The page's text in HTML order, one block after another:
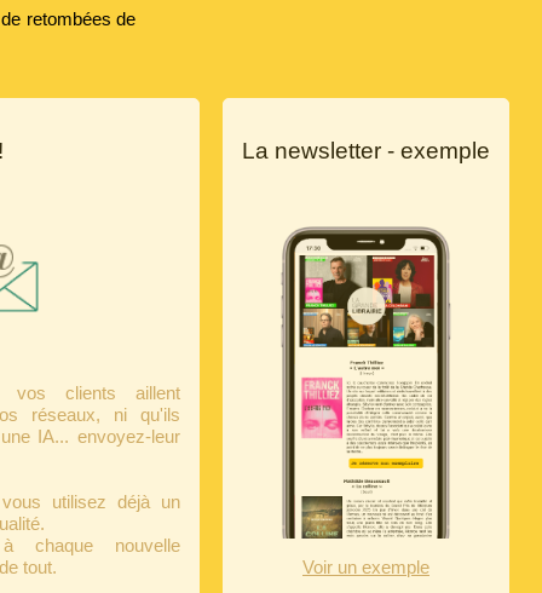
retombées de
vos clients aillent
réseaux, ni qu'ils
IA... envoyez-leur
utilisez déjà un
chaque nouvelle
tout.
La newsletter - exemple
Voir un exemple